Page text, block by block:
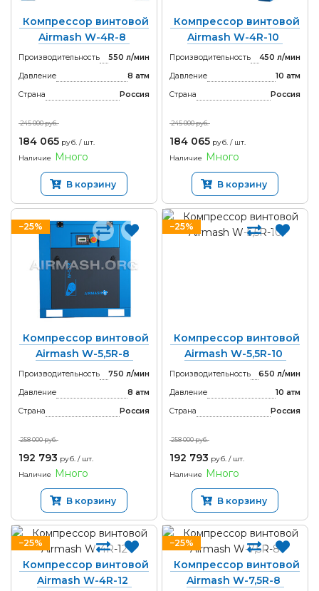
Компрессор винтовой
Airmash W-4R-8
Производительность
550 л/мин
Давление
8 атм
Страна
Россия
245 000 руб.
184 065 руб. / шт.
Наличие
Много
В корзину
Компрессор винтовой
Airmash W-4R-10
Производительность
450 л/мин
Давление
10 атм
Страна
Россия
245 000 руб.
184 065 руб. / шт.
Наличие
Много
В корзину
−25%
Компрессор винтовой
Airmash W-5,5R-8
Производительность
750 л/мин
Давление
8 атм
Страна
Россия
258 000 руб.
192 793 руб. / шт.
Наличие
Много
В корзину
−25%
Компрессор винтовой
Airmash W-5,5R-10
Производительность
650 л/мин
Давление
10 атм
Страна
Россия
258 000 руб.
192 793 руб. / шт.
Наличие
Много
В корзину
−25%
Компрессор винтовой
Airmash W-4R-12
−25%
Компрессор винтовой
Airmash W-7,5R-8